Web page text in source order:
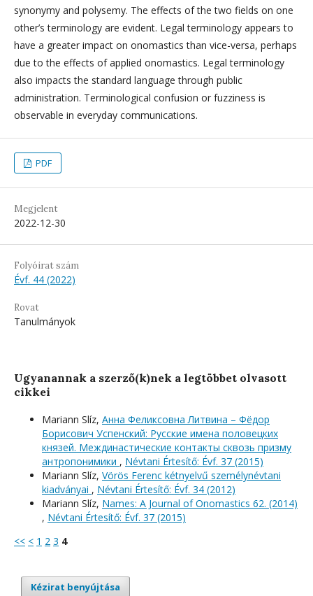
synonymy and polysemy. The effects of the two fields on one
other’s terminology are evident. Legal terminology appears to
have a greater impact on onomastics than vice-versa, perhaps
due to the effects of applied onomastics. Legal terminology
also impacts the standard language through public
administration. Terminological confusion or fuzziness is
observable in everyday communications.
PDF
Megjelent
2022-12-30
Folyóirat szám
Évf. 44 (2022)
Rovat
Tanulmányok
Ugyanannak a szerző(k)nek a legtöbbet olvasott
cikkei
Mariann Slíz, Анна Феликсовна Литвина – Фёдор
Борисович Успенский: Русские имена половецких
князей. Междинастические контакты сквозь призму
антропонимики , Névtani Értesítő: Évf. 37 (2015)
Mariann Slíz, Vörös Ferenc kétnyelvű személynévtani
kiadványai , Névtani Értesítő: Évf. 34 (2012)
Mariann Slíz, Names: A Journal of Onomastics 62. (2014)
, Névtani Értesítő: Évf. 37 (2015)
<< < 1 2 3 4
Kézirat benyújtása